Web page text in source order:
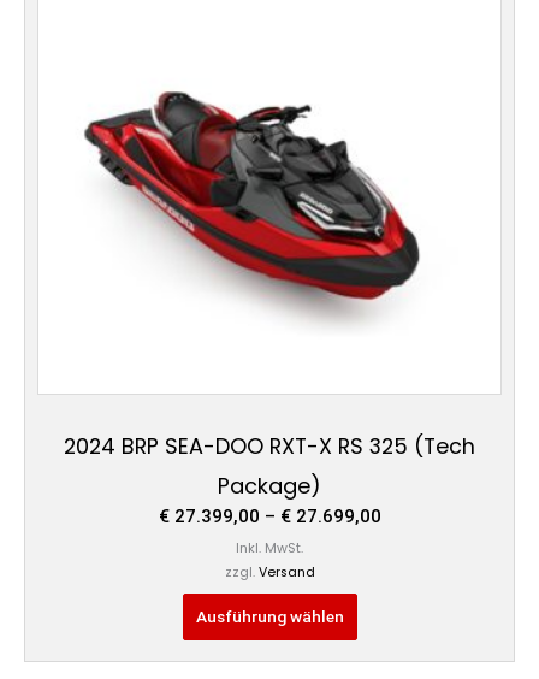
2024 BRP SEA-DOO RXT-X RS 325 (Tech
Package)
€27.399,00 – €27.699,00
Inkl. MwSt.
zzgl. Versand
Ausführung wählen
Die
Optionen
können
auf
der
Produktseite
gewählt
werden